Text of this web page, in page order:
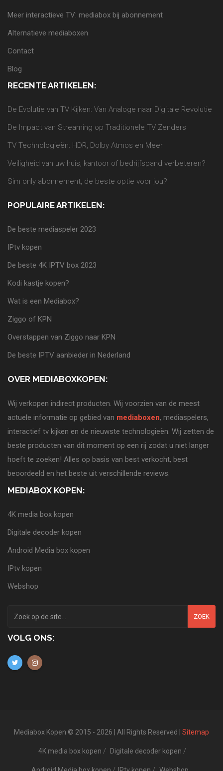
Meer interactieve TV: mediabox bij abonnement
Alternatieve mediaboxen
Contact
Blog
RECENTE ARTIKELEN:
De Evolutie van TV Kijken: Van Analoge naar Digitale Revolutie
De Impact van Streaming op Traditionele TV Zenders
TV Technologieën: HDR, Dolby Atmos en Meer
Veiligheid van uw huis, kantoor of bedrijfspand verbeteren?
Sim only abonnement, de beste optie voor jou?
POPULAIRE ARTIKELEN:
De beste mediaspeler 2023
IPtv kopen
De beste 4K IPTV box 2023
Kodi kastje kopen?
Wat is een Mediabox?
Ziggo of KPN
Overstappen van Ziggo naar KPN
De beste IPTV aanbieder in Nederland
OVER MEDIABOXKOPEN:
Wij verkopen indirect producten. Wij voorzien van de meest
actuele informatie op gebied van mediaboxen, mediaspelers,
interactief tv kijken en de nieuwste technologieën. Wij zetten de
beste producten van dit moment op een rij zodat u niet langer
hoeft te zoeken! Alles op basis van best verkocht, best
beoordeeld en het beste uit verschillende reviews.
MEDIABOX KOPEN:
4K media box kopen
Digitale decoder kopen
Android Media box kopen
IPtv kopen
Webshop
ZOEK
VOLG ONS:
Mediabox Kopen © 2015 - 2026 | All Rights Reserved | Sitemap
4K media box kopen Digitale decoder kopen